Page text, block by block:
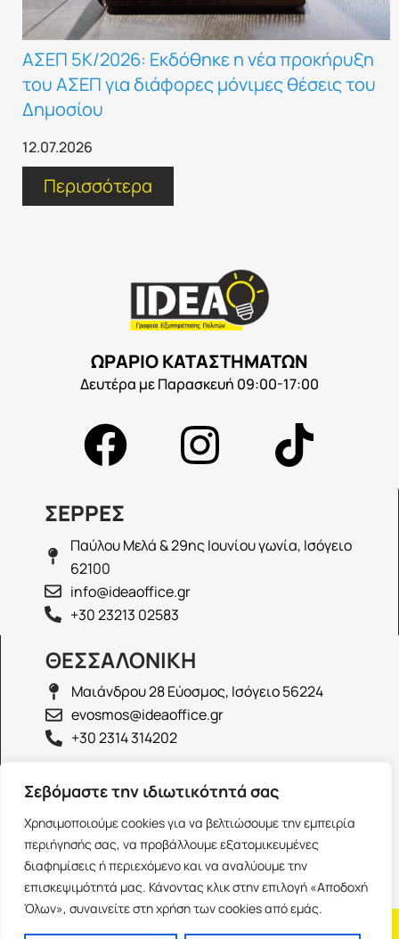
Σεβόμαστε την ιδιωτικότητά σας
Χρησιμοποιούμε cookies για να βελτιώσουμε την εμπειρία
περιήγησής σας, να προβάλλουμε εξατομικευμένες
διαφημίσεις ή περιεχόμενο και να αναλύουμε την
επισκεψιμότητά μας. Κάνοντας κλικ στην επιλογή «Αποδοχή
Όλων», συναινείτε στη χρήση των cookies από εμάς.
ΑΣΕΠ 5Κ/2026: Εκδόθηκε η νέα προκήρυξη
του ΑΣΕΠ για διάφορες μόνιμες θέσεις του
Δημοσίου
12.07.2026
Περισσότερα
ΩΡΑΡΙΟ ΚΑΤΑΣΤΗΜΑΤΩΝ
Δευτέρα με Παρασκευή 09:00-17:00
ΣΕΡΡΕΣ
Παύλου Μελά & 29ης Ιουνίου γωνία, Ισόγειο
62100
info@ideaoffice.gr
+30 23213 02583
ΘΕΣΣΑΛΟΝΙΚΗ
Μαιάνδρου 28 Εύοσμος, Ισόγειο 56224
evosmos@ideaoffice.gr
+30 2314 314202
ΙΩΑΝΝΙΝΑ
Γεώργιου Καραϊσκάκη 38, Ισόγειο 45444
ioannina@ideaoffice.gr
+30 26516 08616